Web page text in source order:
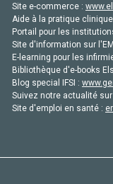
Site e-commerce :
Aide à la pratique
Portail pour les
Site d'information sur
E-learning pour les
Bibliothèque d'e-books
Blog special IFSI :
Suivez notre actualité
Site d'emploi en santé :